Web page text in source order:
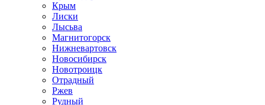
Крым
Лиски
Лысьва
Магнитогорск
Нижневартовск
Новосибирск
Новотроицк
Отрадный
Ржев
Рудный